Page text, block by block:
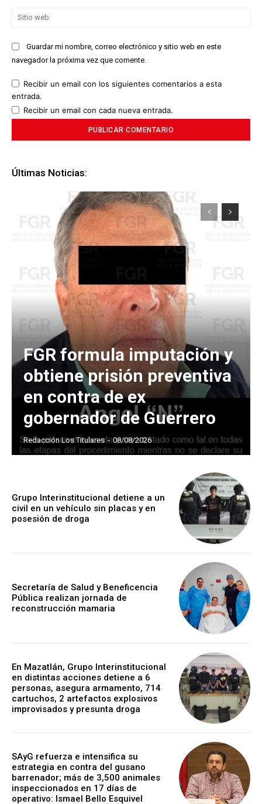
Guardar mi nombre, correo electrónico y sitio web en este
navegador la próxima vez que comente.
Recibir un email con los siguientes comentarios a esta
entrada.
Recibir un email con cada nueva entrada.
Últimas Noticias:
FGR formula imputación y
obtiene prisión preventiva
en contra de ex
gobernador de Guerrero
Redacción Los Titulares - 08/08/2026
Grupo Interinstitucional detiene a un
civil en un vehículo sin placas y en
posesión de droga
Secretaría de Salud y Beneficencia
Pública realizan jornada de
reconstrucción mamaria
En Mazatlán, Grupo Interinstitucional
en distintas acciones detiene a 6
personas, asegura armamento, 714
cartuchos, 2 artefactos explosivos
improvisados y presunta droga
SAyG refuerza e intensifica su
estrategia en contra del gusano
barrenador; más de 3,500 animales
inspeccionados en 17 días de
operativo: Ismael Bello Esquivel